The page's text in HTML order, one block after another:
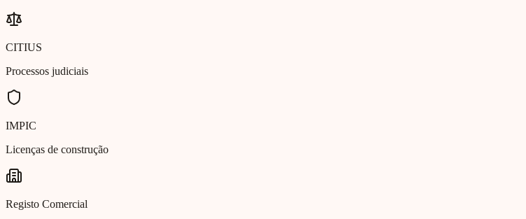
CITIUS
Processos judiciais
IMPIC
Licenças de construção
Registo Comercial